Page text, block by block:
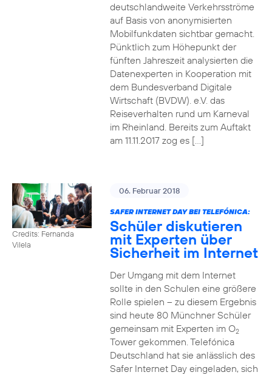
deutschlandweite Verkehrsströme
auf Basis von anonymisierten
Mobilfunkdaten sichtbar gemacht.
Pünktlich zum Höhepunkt der
fünften Jahreszeit analysierten die
Datenexperten in Kooperation mit
dem Bundesverband Digitale
Wirtschaft (BVDW). e.V. das
Reiseverhalten rund um Karneval
im Rheinland. Bereits zum Auftakt
am 11.11.2017 zog es […]
Credits: Fernanda
Vilela
06. Februar 2018
SAFER INTERNET DAY BEI TELEFÓNICA:
Schüler diskutieren
mit Experten über
Sicherheit im Internet
Der Umgang mit dem Internet
sollte in den Schulen eine größere
Rolle spielen – zu diesem Ergebnis
sind heute 80 Münchner Schüler
gemeinsam mit Experten im O2
Tower gekommen. Telefónica
Deutschland hat sie anlässlich des
Safer Internet Day eingeladen, sich